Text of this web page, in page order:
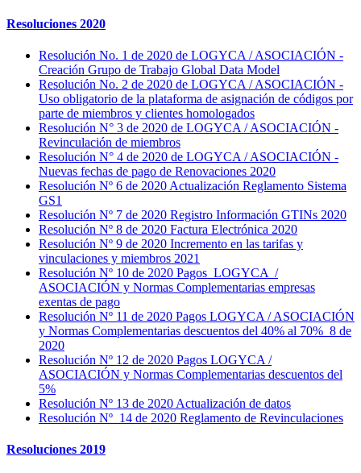
Resoluciones 2020
Resolución No. 1 de 2020 de LOGYCA / ASOCIACIÓN -
Creación Grupo de Trabajo Global Data Model
Resolución No. 2 de 2020 de LOGYCA / ASOCIACIÓN -
Uso obligatorio de la plataforma de asignación de códigos por
parte de miembros y clientes homologados
Resolución N° 3 de 2020 de LOGYCA / ASOCIACIÓN -
Revinculación de miembros
Resolución N° 4 de 2020 de LOGYCA / ASOCIACIÓN -
Nuevas fechas de pago de Renovaciones 2020
Resolución Nº 6 de 2020 Actualización Reglamento Sistema
GS1
Resolución Nº 7 de 2020 Registro Información GTINs 2020
Resolución Nº 8 de 2020 Factura Electrónica 2020
Resolución Nº 9 de 2020 Incremento en las tarifas y
vinculaciones y miembros 2021
Resolución Nº 10 de 2020 Pagos LOGYCA /
ASOCIACIÓN y Normas Complementarias empresas
exentas de pago
Resolución Nº 11 de 2020 Pagos LOGYCA / ASOCIACIÓN
y Normas Complementarias descuentos del 40% al 70% 8 de
2020
Resolución Nº 12 de 2020 Pagos LOGYCA /
ASOCIACIÓN y Normas Complementarias descuentos del
5%
Resolución Nº 13 de 2020 Actualización de datos
Resolución Nº 14 de 2020 Reglamento de Revinculaciones
Resoluciones 2019